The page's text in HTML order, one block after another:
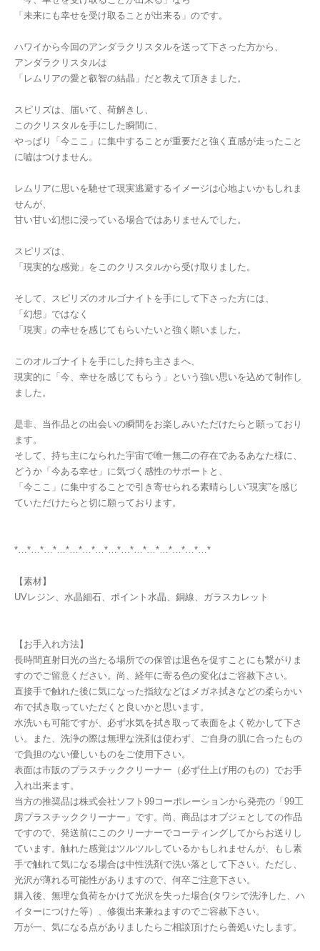
「未来にも幸せを受け取ることが出来る」のです。
ハワイから今回のアンダラクリスタルを送って下さった方から、
アンダラクリスタルは
「レムリアの愛と叡智の結晶」だと教えて頂きました。
スピリズは、届いて、荷解きし、
このクリスタルを手にした瞬間に、
やっぱり「今ここ」に集中することが重要だと強く直感が走ったこと
に嘘はつけません。
レムリアに思いを馳せて現実逃避するイメージは心地よいかもしれま
せんが、
甘い甘い幻想に浸っている場合ではありませんでした。
スピリズは、
「現実的な感覚」をこのクリスタルから受け取りました。
そして、スピリズのオルゴナイトを手にして下さった方には、
「幻想」ではなく
「現実」の幸せを感じてもらいたいと強く願いました。
このオルゴナイトを手にした持ち主さまへ、
現実的に「今、幸せを感じてもらう」という強い思いを込めて制作し
ました。
是非、当作品との出会いの瞬間をお楽しみいただけたらと願っており
ます。
そして、持ち主になられた宇宙で唯一無二の存在であるあなた様に、
どうか「今ある幸せ」に気づく感性のサポートと、
「今ここ」に集中することで引き寄せられる素晴らしい“現実”を感じ
ていただけたらと切に願っております。
*…*…*…*…*…*…*…*…*…*…*…*…*…*…*…*
【素材】
UVレジン、水晶細石、ポイント水晶、銅線、ガラスカレット
【お手入れ方法】
長時間直射日光の当たる場所での保管は退色を促すことにも繋がりま
すのでご留意ください。尚、経年に寄る色の変化はご容赦下さい。
直接手で触れた後に気になった指紋などはメガネ拭きなどの柔らかい
布で拭き取っていただくと良いかと思います。
水洗いも可能ですが、必ず水気を拭き取って表面をよく乾かして下さ
い。また、洗浄の際は無理な洗剤は使わず、ご自身の肌に合ったもの
で負担のない優しいものをご使用下さい。
表面は市販のプラスチッククリーナー（必ず仕上げ用のもの）でお手
入れ出来ます。
当方の推奨品は株式会社ソフト99コーポレーションから発売の「99工
房プラスチッククリーナー」です。尚、商品はオブジェとしての作品
ですので、発送前にこのクリーナーでコーティングしてからお送りし
ています。触れた感覚はツルツルしているかもしれませんが、もし素
手で触れて気になる場合は中性洗剤で洗い落として下さい。ただし、
光沢が薄れる可能性がありますので、何卒ご注意下さい。
購入後、無理な負荷をかけて光沢を失った場合(タワシで洗浄した、ハ
イターにつけた等）、修復出来兼ねますのでご容赦下さい。
万が一、気になる点がありましたらご相談頂けたら善処いたします。